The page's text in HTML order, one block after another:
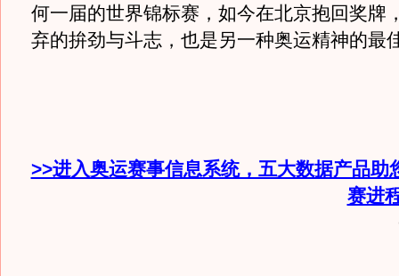
何一届的世界锦标赛，如今在北京抱回奖牌
弃的拚劲与斗志，也是另一种奥运精神的最
>>进入奥运赛事信息系统，五大数据产品助
赛进